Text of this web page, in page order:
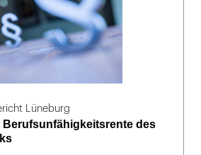
Lüneburg
Berufsunfähigkeitsrente des